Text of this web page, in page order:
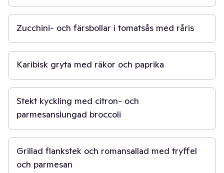
40 min
Zucchini- och färsbollar i tomatsås med råris
30 min
Karibisk gryta med räkor och paprika
15 min
Stekt kyckling med citron- och
parmesanslungad broccoli
30 min
Grillad flankstek och romansallad med tryffel
och parmesan